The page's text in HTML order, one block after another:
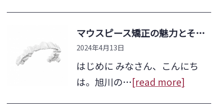
マウスピース矯正の魅力とその中でのインビザラインのメリットとは
2024年4月13日
はじめに みなさん、こんにち
は。旭川の…[read more]